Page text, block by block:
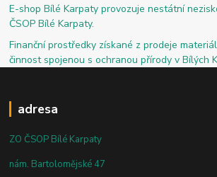
E-shop Bílé Karpaty provozuje nestátní
ČSOP Bílé Karpaty.
Finanční prostředky získané z prodeje
činnost spojenou s ochranou přírody v Bílých
adresa
ZO ČSOP Bílé Karpaty
nám. Bartolomějské 47